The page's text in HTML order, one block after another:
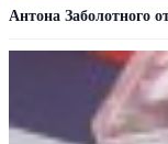
Антона Заболотного